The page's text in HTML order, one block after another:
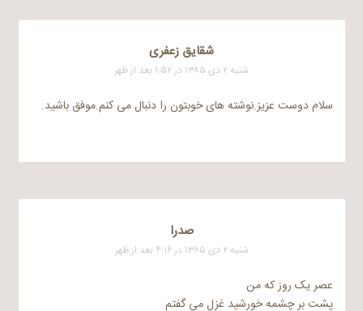
شقایق زعفری
شنبه ۲ دی ۱۳۸۵ در ۱:۵۲ بعد از ظهر
سلام دوست عزیز.نوشته های خوبتون را دنبال می کنم.موفق باشید.
صدرا
شنبه ۲ دی ۱۳۸۵ در ۴:۱۶ بعد از ظهر
عصر یک روز که من
پشت بر چشمه خورشید غزل می گفتم